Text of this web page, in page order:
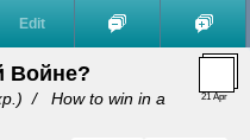
Edit
21 Apr
Войне?
/   How to win in a